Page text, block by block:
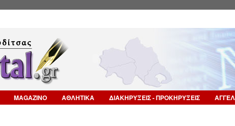
MAGAZINO ΑΘΛΗΤΙΚΑ ΔΙΑΚΗΡΥΞΕΙΣ - ΠΡΟΚΗΡΥΞΕΙΣ